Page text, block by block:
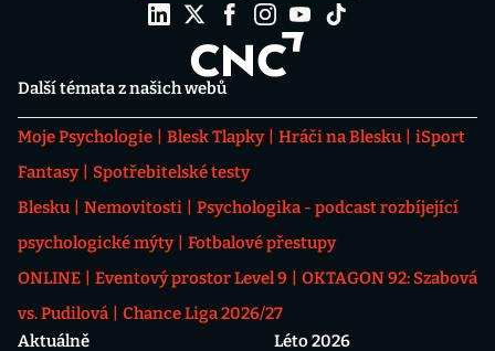
Další témata z našich webů
Moje Psychologie Blesk Tlapky Hráči na Blesku
iSport
Fantasy
Spotřebitelské testy
Blesku
Nemovitosti
Psychologika - podcast rozbíjející
psychologické mýty
Fotbalové přestupy
ONLINE
Eventový prostor Level 9
OKTAGON 92: Szabová
vs. Pudilová
Chance Liga 2026/27
Aktuálně
Léto 2026